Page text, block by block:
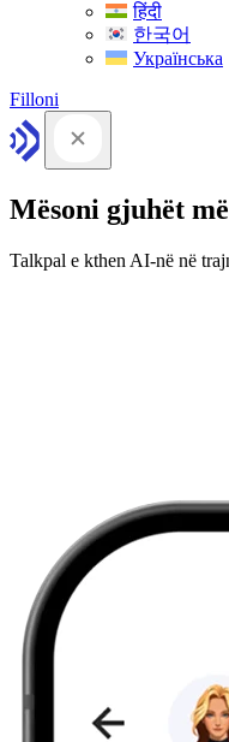
हिंदी
한국어
Українська
Filloni
Mësoni gjuhët
Talkpal e kthen AI-në në